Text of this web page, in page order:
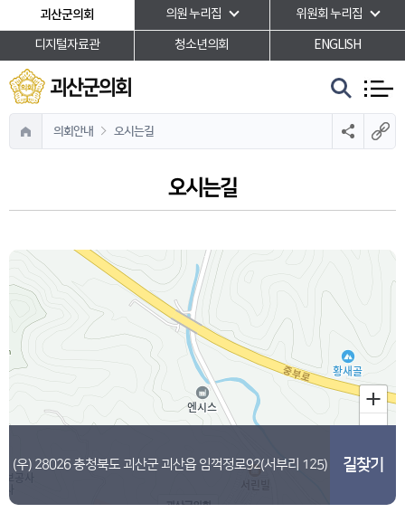
본문바로가기
괴산군의회 의원 누리집 위원회 누리집
디지털자료관 청소년의회 ENGLISH
괴산군의회
의회안내 오시는길
오시는길
괴산군의회
(우) 28026 충청북도 괴산군 괴산읍 임꺽정로92(서부리 125) 길찾기